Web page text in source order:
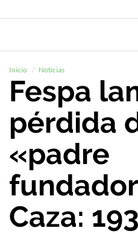
Inicio Noticias
Fespa
pérdida
«padre
Caza: